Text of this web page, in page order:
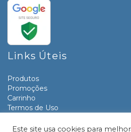
Links Úteis
Produtos
Promoções
Carrinho
Termos de Uso
Contato
Este site usa cookies para